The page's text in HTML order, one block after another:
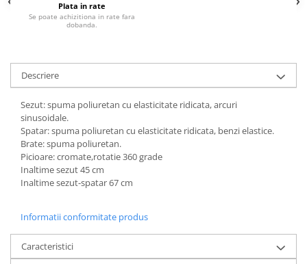
Plata in rate
Se poate achizitiona in rate fara
dobanda.
Descriere
Sezut: spuma poliuretan cu elasticitate ridicata, arcuri
sinusoidale.
Spatar: spuma poliuretan cu elasticitate ridicata, benzi elastice.
Brate: spuma poliuretan.
Picioare: cromate,rotatie 360 grade
Inaltime sezut 45 cm
Inaltime sezut-spatar 67 cm
Informatii conformitate produs
Caracteristici